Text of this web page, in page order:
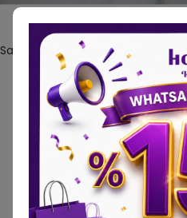
Saksı Altı Silikon Beton Kalıp - Kare
300,00 TL